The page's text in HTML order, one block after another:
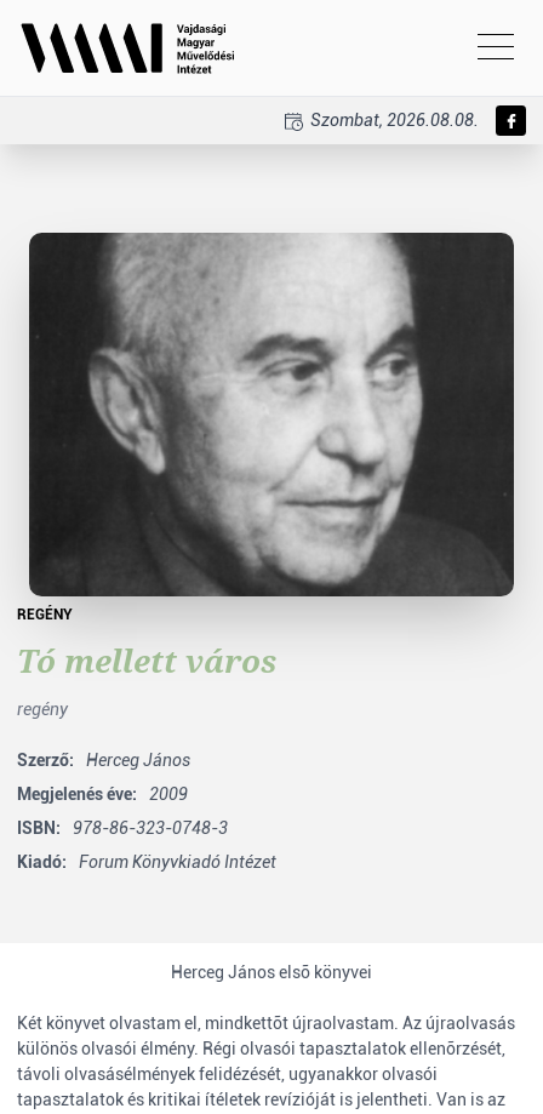
Szombat, 2026.08.08.
REGÉNY
Tó mellett város
regény
Szerző:
Herceg János
Megjelenés éve:
2009
ISBN:
978-86-323-0748-3
Kiadó:
Forum Könyvkiadó Intézet
Herceg János elsõ könyvei
Két könyvet olvastam el, mindkettõt újraolvastam. Az újraolvasás
különös olvasói élmény. Régi olvasói tapasztalatok ellenõrzését,
távoli olvasásélmények felidézését, ugyanakkor olvasói
tapasztalatok és kritikai ítéletek revízióját is jelentheti. Van is az